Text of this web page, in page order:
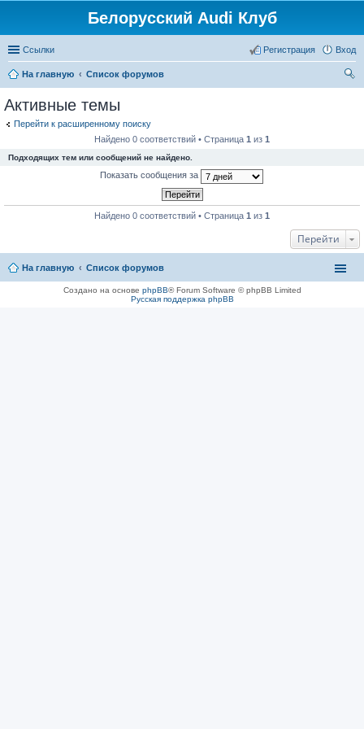
Белорусский Audi Клуб
Ссылки Вход
Регистрация
На главную
Список форумов
Активные темы
Перейти к расширенному поиску
Найдено 0 соответствий • Страница 1 из 1
Подходящих тем или сообщений не найдено.
Показать сообщения за
Найдено 0 соответствий • Страница 1 из 1
Перейти
На главную Список форумов
Создано на основе phpBB® Forum Software © phpBB Limited
Русская поддержка phpBB